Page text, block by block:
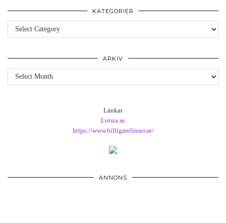
KATEGORIER
Kategorier
ARKIV
Arkiv
Länkar
Lotsia.se
https://www.billigarelinser.se/
ANNONS